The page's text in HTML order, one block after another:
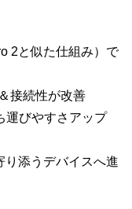
2と似た仕組み）で
接続性が改善
運びやすさアップ
り添うデバイスへ進